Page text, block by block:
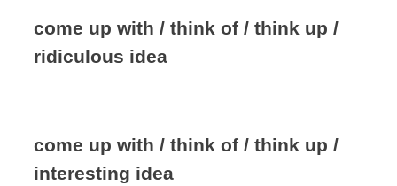
come up with / think of / think up /
ridiculous idea
come up with / think of / think up /
interesting idea